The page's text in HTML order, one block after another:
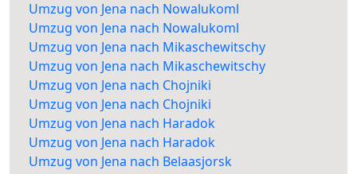
Umzug von Jena nach Nowalukoml
Umzug von Jena nach Nowalukoml
Umzug von Jena nach Mikaschewitschy
Umzug von Jena nach Mikaschewitschy
Umzug von Jena nach Chojniki
Umzug von Jena nach Chojniki
Umzug von Jena nach Haradok
Umzug von Jena nach Haradok
Umzug von Jena nach Belaasjorsk